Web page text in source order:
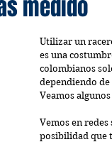
medido
Utilizar un
es una
colombianos
dependiendo
Veamos
Vemos en
posibilidad que